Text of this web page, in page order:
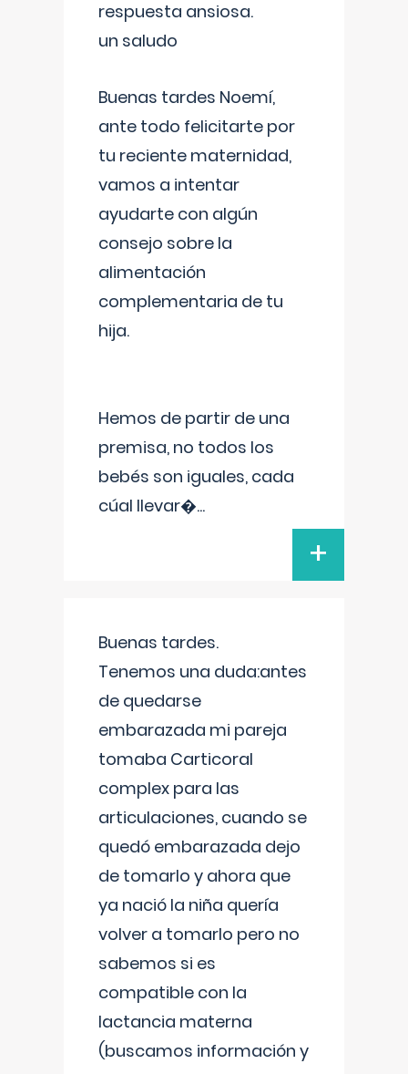
respuesta ansiosa.
un saludo
Buenas tardes Noemí,
ante todo felicitarte por
tu reciente maternidad,
vamos a intentar
ayudarte con algún
consejo sobre la
alimentación
complementaria de tu
hija.
Hemos de partir de una
premisa, no todos los
bebés son iguales, cada
cúal llevar�...
+
Buenas tardes.
Tenemos una duda:antes
de quedarse
embarazada mi pareja
tomaba Carticoral
complex para las
articulaciones, cuando se
quedó embarazada dejo
de tomarlo y ahora que
ya nació la niña quería
volver a tomarlo pero no
sabemos si es
compatible con la
lactancia materna
(buscamos información y